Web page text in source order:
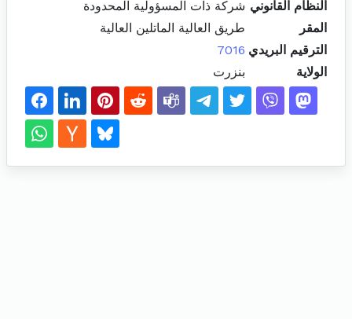
النظام القانوني شركة ذات المسؤولية المحدودة
المقر
طريق العالية الماتلين العالية
الترقيم البريدي 7016
الولاية
بنزرت